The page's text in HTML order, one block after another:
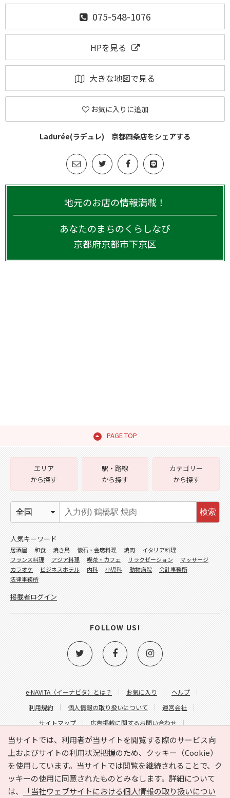
075-548-1076
HPを見る
大きな地図で見る
お気に入りに追加
Ladurée(ラデュレ) 京都四条店をシェアする
地元のお店の情報満載！
あなたのまちのくらしなび
京都府京都市下京区
PAGE TOP
当サイトでは、利用者が当サイトを閲覧する際のサービス向
上およびサイトの利用状況把握のため、クッキー（Cookie）
を使用しています。当サイトでは閲覧を継続されることで、ク
ッキーの使用に同意されたものとみなします。詳細について
は、
「当社ウェブサイトにおける個人情報の取り扱いについ
e-NAVITA（イーナビタ）とは？ お気に入り
ヘルプ
利用規約
個人情報の取り扱いについて
運営会社
サイトマップ
広告掲載に関するお問い合わせ
サイトの内容に関するお問い合わせ
エリア
から探す
駅・路線
から探す
カテゴリー
から探す
検索
人気キーワード
居酒屋 和食 焼き鳥 懐石・会席料理 焼肉
イタリア料理
フランス料理
アジア料理 喫茶・カフェ リラクゼーション
マッサージ
カラオケ
ビジネスホテル 内科 小児科 動物病院
会計事務所
法律事務所
掲載者ログイン
FOLLOW US!